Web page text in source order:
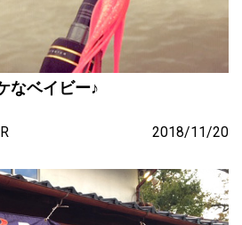
なベイビー♪
2018/11/20